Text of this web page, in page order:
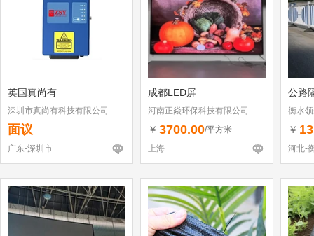
英国真尚有
深圳市真尚有科技有限公司
面议
广东-深圳市
成都LED屏
河南正焱环保科技有限公司
￥ 3700.00/平方米
上海
公路
衡水
￥
河北-